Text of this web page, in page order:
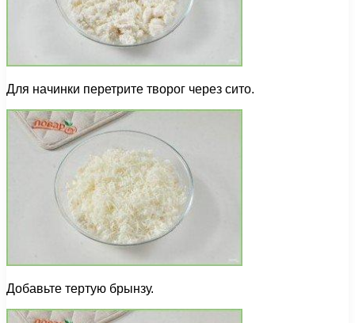
Для начинки перетрите творог через сито.
Добавьте тертую брынзу.